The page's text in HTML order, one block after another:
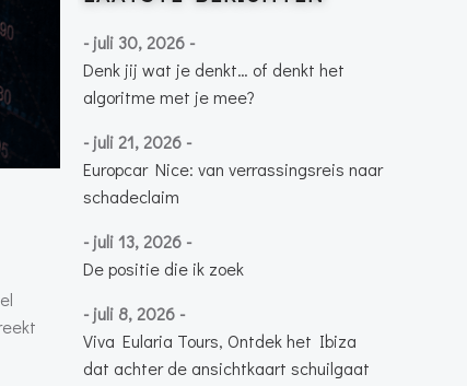
- juli 30, 2026 -
Denk jij wat je denkt… of denkt het
algoritme met je mee?
- juli 21, 2026 -
Europcar Nice: van verrassingsreis naar
schadeclaim
- juli 13, 2026 -
De positie die ik zoek
- juli 8, 2026 -
Viva Eularia Tours, Ontdek het Ibiza
dat achter de ansichtkaart schuilgaat